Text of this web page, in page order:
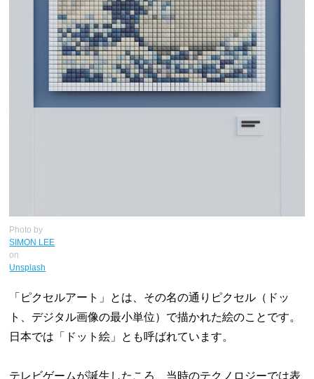
Photo by
SIMON LEE
on
Unsplash
「ピクセルアート」とは、その名の通りピクセル（ドッ
ト、デジタル画像の最小単位）で描かれた絵のことです。
日本では「ドット絵」とも呼ばれています。
テレビゲームが誕生したころ、当時のテクノロジーでは表